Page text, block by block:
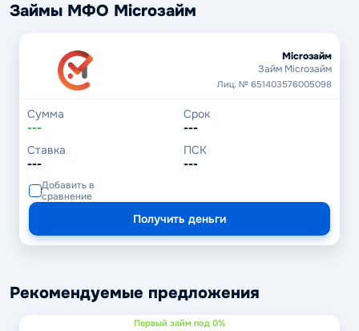
Займы МФО Microзайм
Microзайм
Займ Microзайм
Лиц. № 651403576005098
Сумма
---
Срок
---
Ставка
---
ПСК
---
Добавить в
сравнение
Получить деньги
Рекомендуемые предложения
Первый займ под 0%